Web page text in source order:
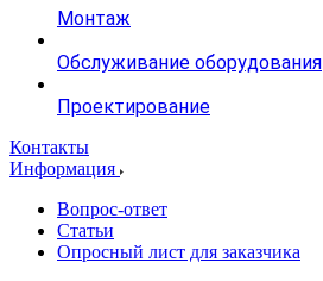
Монтаж
Обслуживание оборудования
Проектирование
Контакты
Информация
Вопрос-ответ
Статьи
Опросный лист для заказчика